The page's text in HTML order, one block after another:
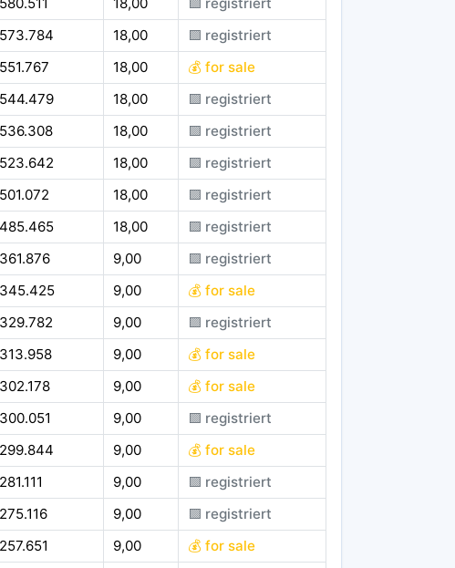
580.511 18,00
🟪 registriert
573.784 18,00
🟪 registriert
551.767 18,00
💰 for sale
544.479 18,00
🟪 registriert
536.308 18,00
🟪 registriert
523.642 18,00
🟪 registriert
501.072 18,00
🟪 registriert
485.465 18,00
🟪 registriert
361.876 9,00
🟪 registriert
345.425 9,00
💰 for sale
329.782 9,00
🟪 registriert
313.958 9,00
💰 for sale
302.178 9,00
💰 for sale
300.051 9,00
🟪 registriert
299.844 9,00
💰 for sale
281.111 9,00
🟪 registriert
275.116 9,00
🟪 registriert
257.651 9,00
💰 for sale